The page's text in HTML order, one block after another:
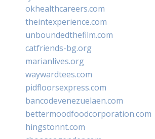
okhealthcareers.com
theintexperience.com
unboundedthefilm.com
catfriends-bg.org
marianlives.org
waywardtees.com
pidfloorsexpress.com
bancodevenezuelaen.com
bettermoodfoodcorporation.com
hingstonnt.com